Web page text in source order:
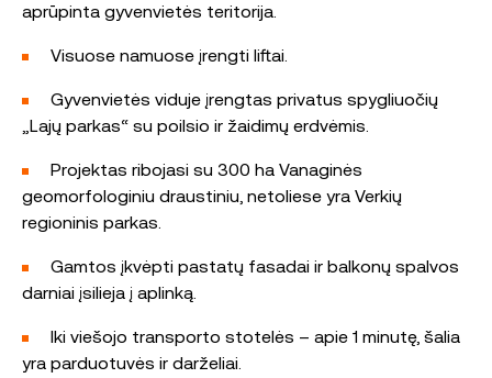
aprūpinta gyvenvietės teritorija.
Visuose namuose įrengti liftai.
Gyvenvietės viduje įrengtas privatus spygliuočių
„Lajų parkas“ su poilsio ir žaidimų erdvėmis.
Projektas ribojasi su 300 ha Vanaginės
geomorfologiniu draustiniu, netoliese yra Verkių
regioninis parkas.
Gamtos įkvėpti pastatų fasadai ir balkonų spalvos
darniai įsilieja į aplinką.
Iki viešojo transporto stotelės – apie 1 minutę, šalia
yra parduotuvės ir darželiai.